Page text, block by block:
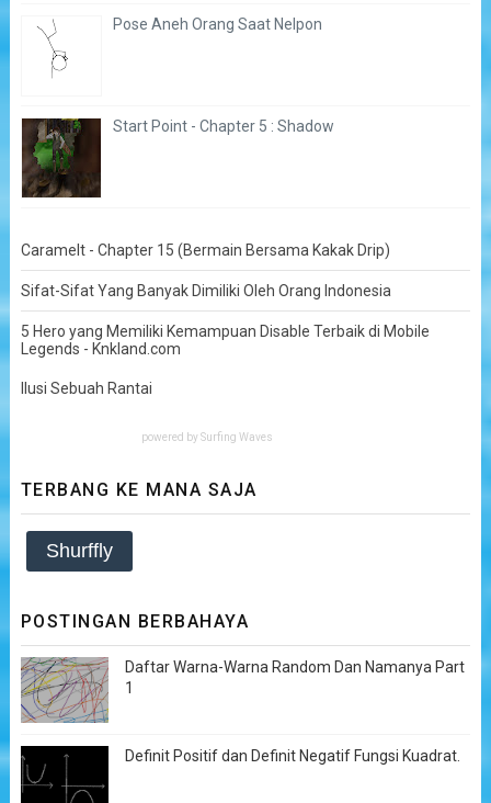
Pose Aneh Orang Saat Nelpon
Start Point - Chapter 5 : Shadow
Caramelt - Chapter 15 (Bermain Bersama Kakak Drip)
Sifat-Sifat Yang Banyak Dimiliki Oleh Orang Indonesia
5 Hero yang Memiliki Kemampuan Disable Terbaik di Mobile
Legends - Knkland.com
Ilusi Sebuah Rantai
powered by Surfing Waves
TERBANG KE MANA SAJA
Shurffly
POSTINGAN BERBAHAYA
Daftar Warna-Warna Random Dan Namanya Part
1
Definit Positif dan Definit Negatif Fungsi Kuadrat.